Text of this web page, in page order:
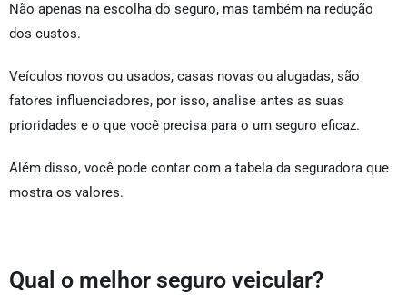
Não apenas na escolha do seguro, mas também na redução
dos custos.
Veículos novos ou usados, casas novas ou alugadas, são
fatores influenciadores, por isso, analise antes as suas
prioridades e o que você precisa para o um seguro eficaz.
Além disso, você pode contar com a tabela da seguradora que
mostra os valores.
Qual o melhor seguro veicular?